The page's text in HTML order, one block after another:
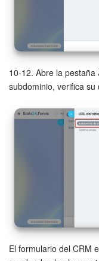
10-12. Abre la pestaña
subdominio, verifica
El formulario del CRM